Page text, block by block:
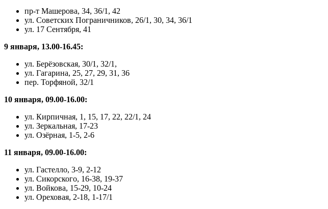
пр-т Машерова, 34, 36/1, 42
ул. Советских Пограничников, 26/1, 30, 34, 36/1
ул. 17 Сентября, 41
9 января, 13.00-16.45:
ул. Берёзовская, 30/1, 32/1,
ул. Гагарина, 25, 27, 29, 31, 36
пер. Торфяной, 32/1
10 января, 09.00-16.00:
ул. Кирпичная, 1, 15, 17, 22, 22/1, 24
ул. Зеркальная, 17-23
ул. Озёрная, 1-5, 2-6
11 января, 09.00-16.00:
ул. Гастелло, 3-9, 2-12
ул. Сикорского, 16-38, 19-37
ул. Войкова, 15-29, 10-24
ул. Ореховая, 2-18, 1-17/1